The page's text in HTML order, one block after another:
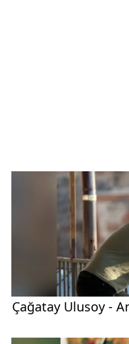
Çağatay Ulusoy -